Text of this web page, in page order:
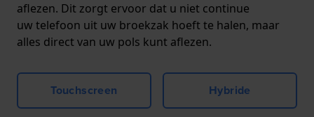
aflezen. Dit zorgt ervoor dat u niet continue
uw telefoon uit uw broekzak hoeft te halen, maar
alles direct van uw pols kunt aflezen.
Touchscreen Hybride